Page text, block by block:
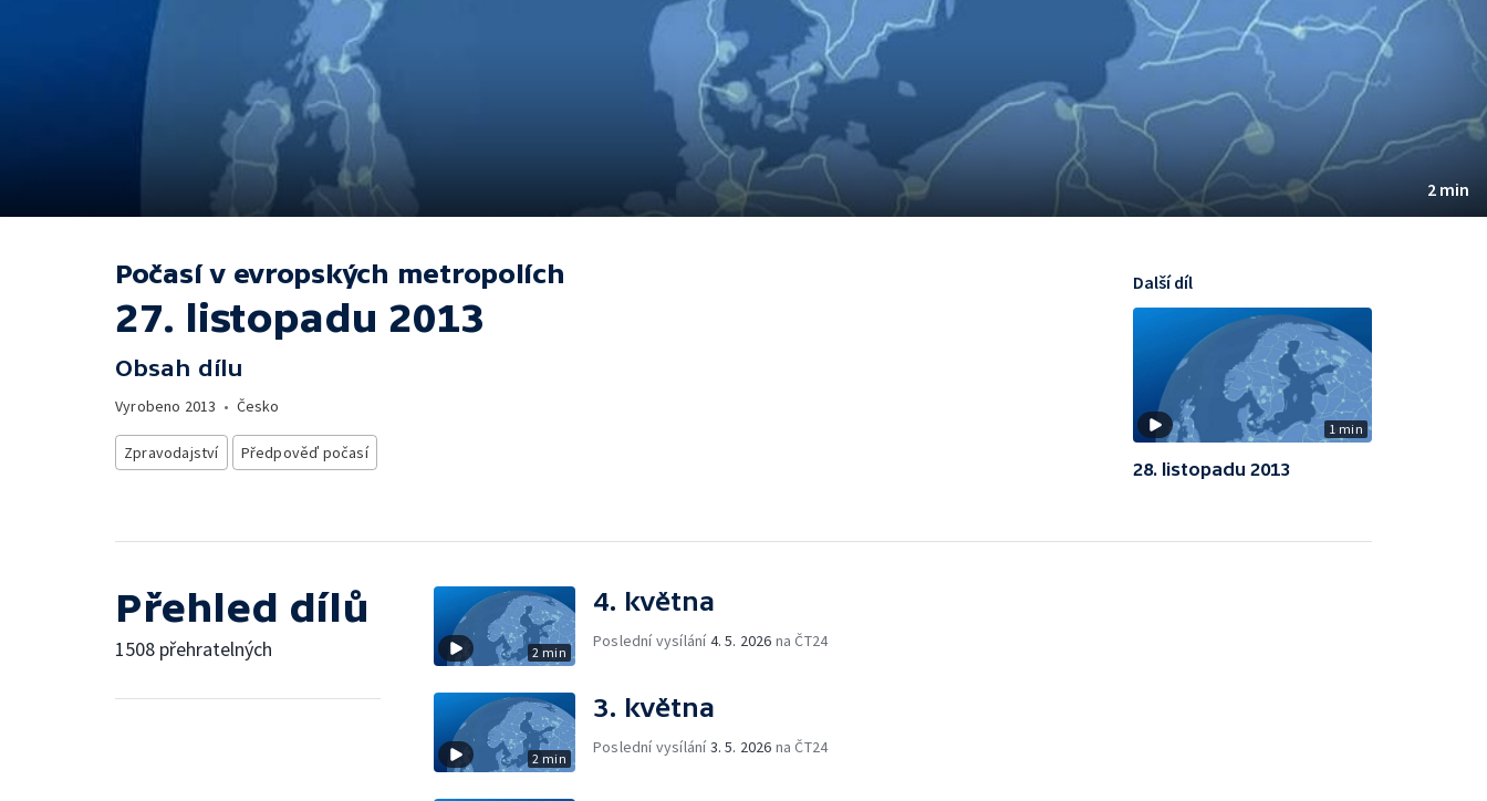
2 min
Počasí v evropských metropolích
27. listopadu 2013
Obsah dílu
Vyrobeno 2013 • Česko
Zpravodajství Předpověď počasí
1 min
Další díl
28. listopadu 2013
Přehled dílů
1508 přehratelných 2 min
4. května
Poslední vysílání4. 5. 2026 na ČT24
2 min
3. května
Poslední vysílání3. 5. 2026 na ČT24